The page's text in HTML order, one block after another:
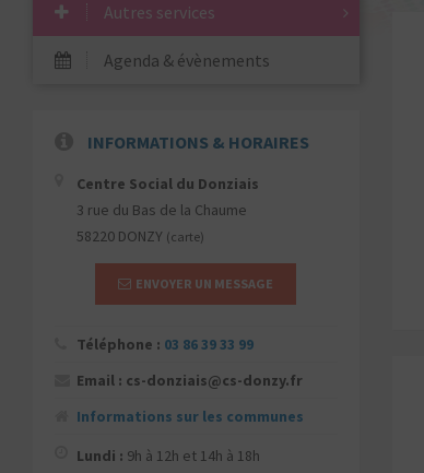
Autres services
Agenda & évènements
INFORMATIONS & HORAIRES
Centre Social du Donziais
3 rue du Bas de la Chaume
58220 DONZY (carte)
ENVOYER UN MESSAGE
Téléphone : 03 86 39 33 99
Email : cs-donziais@cs-donzy.fr
Informations sur les communes
Lundi : 9h à 12h et 14h à 18h